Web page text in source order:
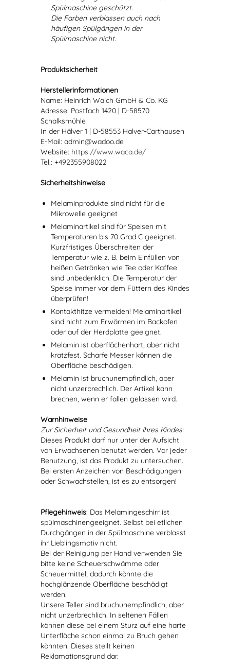
Spülmaschine geschützt.
Die Farben verblassen auch nach
häufigen Spülgängen in der
Spülmaschine nicht.
Produktsicherheit
Herstellerinformationen
Name: Heinrich Walch GmbH & Co. KG
Adresse: Postfach 1420 | D-58570
Schalksmühle
In der Hälver 1 | D-58553 Halver-Carthausen
E-Mail: admin@wadoo.de
Website: https://www.waca.de/
Tel.: +492355908022
Sicherheitshinweise
Melaminprodukte sind nicht für die
Mikrowelle geeignet
Melaminartikel sind für Speisen mit
Temperaturen bis 70 Grad C geeignet.
Kurzfristiges Überschreiten der
Temperatur wie z. B. beim Einfüllen von
heißen Getränken wie Tee oder Kaffee
sind unbedenklich. Die Temperatur der
Speise immer vor dem Füttern des Kindes
überprüfen!
Kontakthitze vermeiden! Melaminartikel
sind nicht zum Erwärmen im Backofen
oder auf der Herdplatte geeignet.
Melamin ist oberflächenhart, aber nicht
kratzfest. Scharfe Messer können die
Oberfläche beschädigen.
Melamin ist bruchunempfindlich, aber
nicht unzerbrechlich. Der Artikel kann
brechen, wenn er fallen gelassen wird.
Warnhinweise
Zur Sicherheit und Gesundheit Ihres Kindes:
Dieses Produkt darf nur unter der Aufsicht
von Erwachsenen benutzt werden. Vor jeder
Benutzung, ist das Produkt zu untersuchen.
Bei ersten Anzeichen von Beschädigungen
oder Schwachstellen, ist es zu entsorgen!
Pflegehinweis: Das Melamingeschirr ist
spülmaschinengeeignet. Selbst bei etlichen
Durchgängen in der Spülmaschine verblasst
ihr Lieblingsmotiv nicht.
Bei der Reinigung per Hand verwenden Sie
bitte keine Scheuerschwämme oder
Scheuermittel, dadurch könnte die
hochglänzende Oberfläche beschädigt
werden.
Unsere Teller sind bruchunempfindlich, aber
nicht unzerbrechlich. In seltenen Fällen
können diese bei einem Sturz auf eine harte
Unterfläche schon einmal zu Bruch gehen
könnten. Dieses stellt keinen
Reklamationsgrund dar.